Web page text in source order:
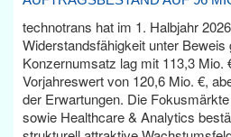
technotrans hat im 1. Halbjahr
Widerstandsfähigkeit unter Beweis
Konzernumsatz lag mit 113,3 Mio.
Vorjahreswert von 120,6 Mio. €,
der Erwartungen. Die
sowie Healthcare & Analytics